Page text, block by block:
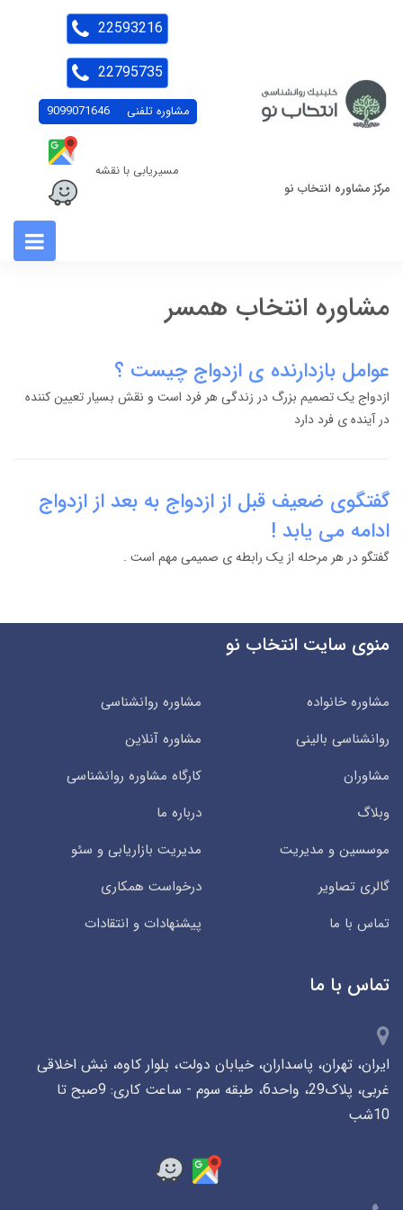
مرکز مشاوره انتخاب نو
مشاوره تلفنی 9099071646
مسیریابی با نقشه
22593216
22795735
مشاوره انتخاب همسر
عوامل بازدارنده ی ازدواج چیست ؟
ازدواج یک تصمیم بزرگ در زندگی هر فرد است و نقش بسیار تعیین کننده
در آینده ی فرد دارد
گفتگوی ضعیف قبل از ازدواج به بعد از ازدواج
ادامه می یابد !
گفتگو در هر مرحله از یک رابطه ی صمیمی مهم است .
منوی سایت انتخاب نو
مشاوره خانواده
مشاوره روانشناسی
روانشناسی بالینی
مشاوره آنلاین
مشاوران
کارگاه مشاوره روانشناسی
وبلاگ
درباره ما
موسسین و مدیریت
مدیریت بازاریابی و سئو
گالری تصاویر
درخواست همکاری
تماس با ما
پیشنهادات و انتقادات
تماس با ما
ایران، تهران، پاسداران، خیابان دولت، بلوار کاوه، نبش اخلاقی
غربی، پلاک29، واحد6، طبقه سوم - ساعت کاری: 9صبح تا
10شب